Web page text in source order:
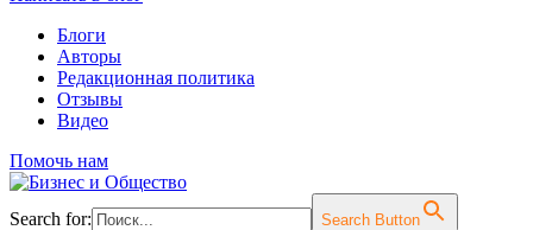
Блоги
Авторы
Редакционная политика
Отзывы
Видео
Помочь нам
Search for: Search Button